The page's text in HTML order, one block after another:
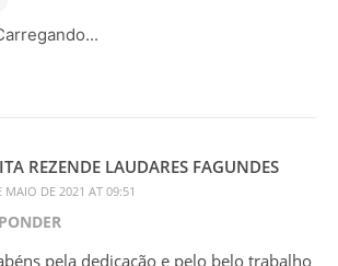
REZENDE LAUDARES FAGUNDES
MAIO DE 2021 AT 09:51
pela dedicação e pelo belo trabalho